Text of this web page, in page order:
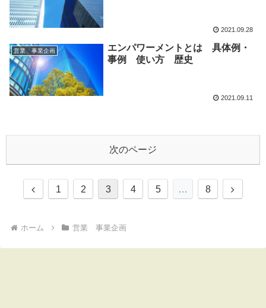
2021.09.28
営業 事業企画
エンパワーメントとは 具体例・
事例 使い方 歴史
2021.09.11
次のページ
前
1 2 3 4 5 … 8
次
ホーム 営業 事業企画